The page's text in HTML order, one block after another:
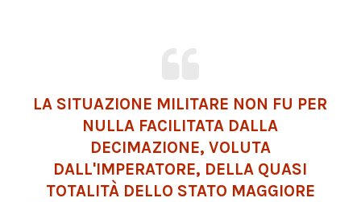
LA SITUAZIONE MILITARE NON FU PER
NULLA FACILITATA DALLA
DECIMAZIONE, VOLUTA
DALL'IMPERATORE, DELLA QUASI
TOTALITÀ DELLO STATO MAGGIORE